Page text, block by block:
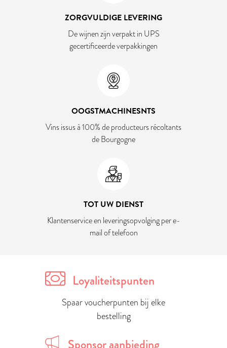
ZORGVULDIGE LEVERING
De wijnen zijn verpakt in UPS
gecertificeerde verpakkingen
OOGSTMACHINESNTS
Vins issus à 100% de producteurs récoltants
de Bourgogne
TOT UW DIENST
Klantenservice en leveringsopvolging per e-
mail of telefoon
Loyaliteitspunten
Spaar voucherpunten bij elke
bestelling
Sponsor aanbieding